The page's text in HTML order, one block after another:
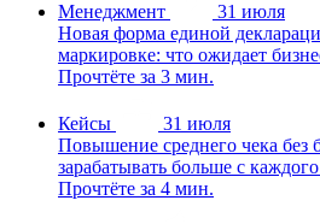
Менеджмент
31 июля
Новая форма единой
маркировке: что ожидает
Прочтёте за 3 мин.
Кейсы
31 июля
Повышение среднего чека без
зарабатывать больше с
Прочтёте за 4 мин.